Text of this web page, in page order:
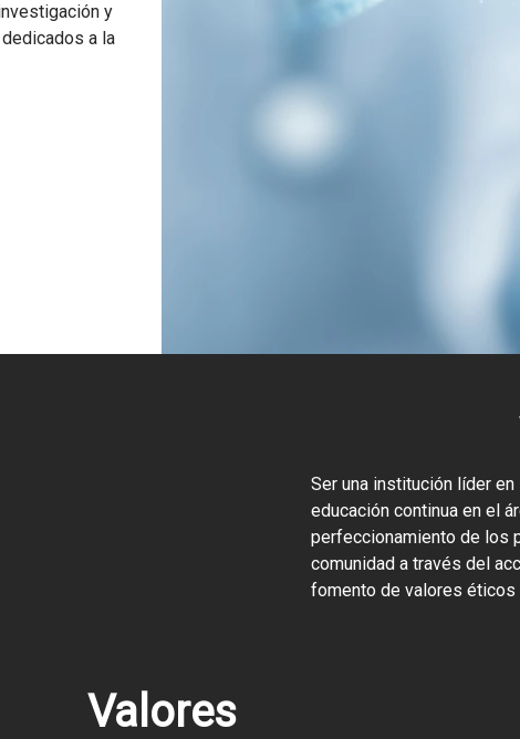
y
a la
Ser una institución líder
educación continua en el
perfeccionamiento de los
comunidad a través del
fomento de valores éticos
Valores